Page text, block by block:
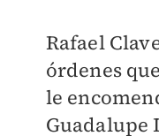
Rafael
órdenes
le
Guadalupe